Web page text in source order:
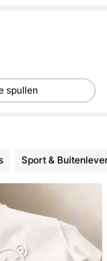
spullen
Sport &